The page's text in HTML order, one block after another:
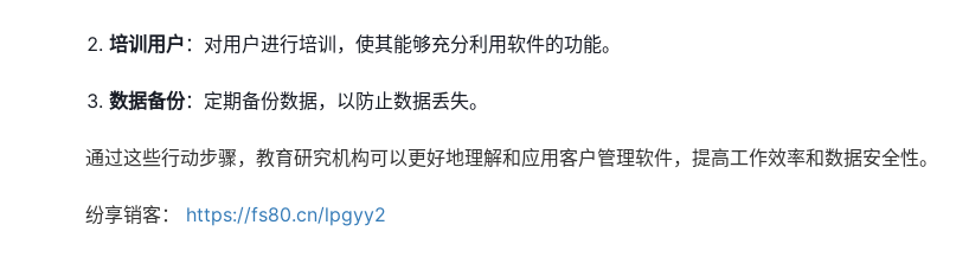
培训用户 ：对用户进行培训，使其能够充分利用软件的功能。
数据备份：定期备份数据，以防止数据丢失。
通过这些行动步骤，教育研究机构可以更好地理解和应用客户管理软件，提高工作效率和数据安全性。
纷享销客： https://fs80.cn/lpgyy2